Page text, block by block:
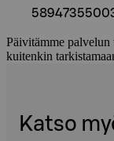
Päivitämme palvelun
kuitenkin
Katso